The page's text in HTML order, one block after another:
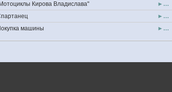
Кирова Владислава" ►…
►…
машины ►…